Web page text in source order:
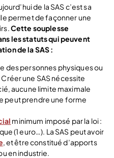
de la SAS c’est sa
permet de façonner une
Cette souplesse
les statuts qui peuvent
de la SAS :
des personnes physiques ou
. Créer une SAS nécessite
aucune limite maximale
peut prendre une forme
minimum imposé par la loi :
(1 euro…). La SAS peut avoir
, et être constitué d’apports
en industrie.